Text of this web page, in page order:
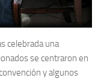
celebrada una
se centraron en
y algunos